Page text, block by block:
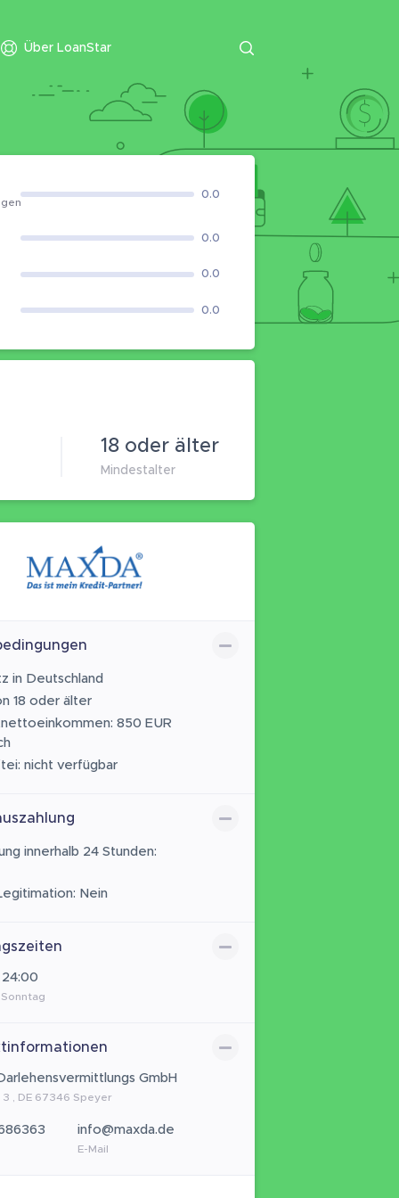
Über LoanStar
0.0
0.0
0.0
0.0
18 oder älter
Mindestalter
in Deutschland
18 oder älter
850 EUR
nicht verfügbar
innerhalb 24 Stunden:
Nein
GmbH
3 , DE 67346 Speyer
info@maxda.de
E-Mail